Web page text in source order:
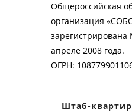
Общероссийская
организация
апреле 2008 года.
ОГРН:
Штаб-